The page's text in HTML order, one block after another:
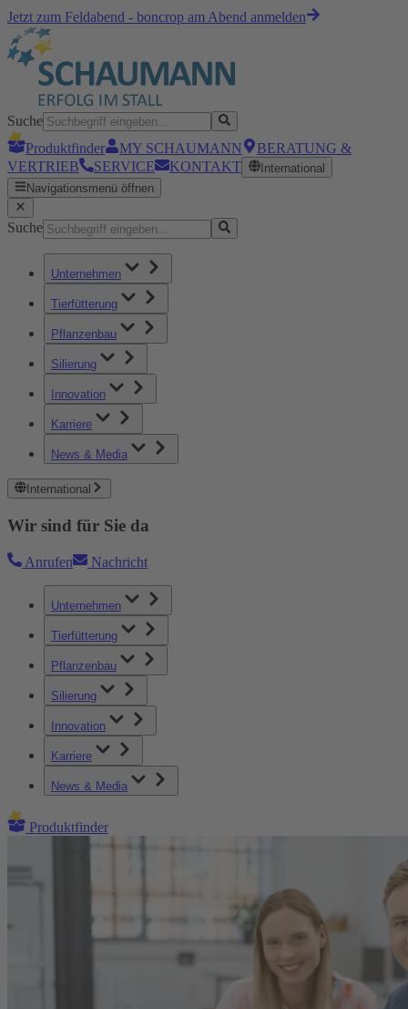
Jetzt zum Feldabend - boncrop am Abend anmelden
Suche
Produktfinder
MY SCHAUMANN
BERATUNG &
VERTRIEB
SERVICE KONTAKT
International
Navigationsmenü öffnen
Suche
Unternehmen
Tierfütterung
Pflanzenbau
Silierung
Innovation
Karriere
News & Media
International
Wir sind für Sie da
Anrufen Nachricht
Unternehmen
Tierfütterung
Pflanzenbau
Silierung
Innovation
Karriere
News & Media
Produktfinder